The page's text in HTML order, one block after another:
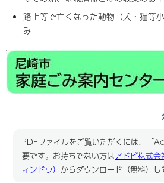
路上等で亡くなった動物（犬・猫等
み
PDFファイルをご覧いただくには、「
要です。お持ちでない方はアドビ株式
ィンドウ） からダウンロード（無料）し